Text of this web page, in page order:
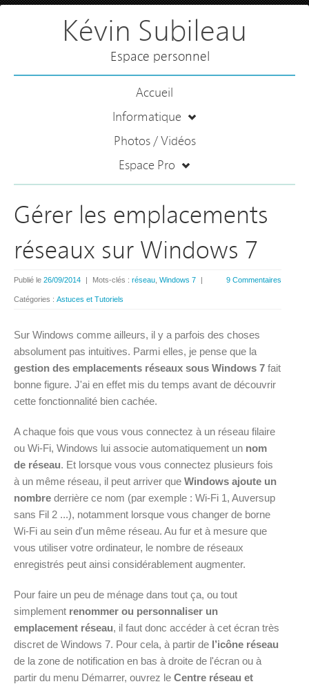
Kévin Subileau
Espace personnel
Accueil
Informatique
Photos / Vidéos
Espace Pro
Gérer les emplacements
réseaux sur Windows 7
9 Commentaires
Publié le 26/09/2014 | Mots-clés : réseau Windows 7 |
Catégories : Astuces et Tutoriels
Sur Windows comme ailleurs, il y a parfois des choses
absolument pas intuitives. Parmi elles, je pense que la
gestion des emplacements réseaux sous Windows 7 fait
bonne figure. J'ai en effet mis du temps avant de découvrir
cette fonctionnalité bien cachée.
A chaque fois que vous vous connectez à un réseau filaire
ou Wi-Fi, Windows lui associe automatiquement un nom
de réseau. Et lorsque vous vous connectez plusieurs fois
à un même réseau, il peut arriver que Windows ajoute un
nombre derrière ce nom (par exemple : Wi-Fi 1, Auversup
sans Fil 2 ...), notamment lorsque vous changer de borne
Wi-Fi au sein d'un même réseau. Au fur et à mesure que
vous utiliser votre ordinateur, le nombre de réseaux
enregistrés peut ainsi considérablement augmenter.
Pour faire un peu de ménage dans tout ça, ou tout
simplement renommer ou personnaliser un
emplacement réseau, il faut donc accéder à cet écran très
discret de Windows 7. Pour cela, à partir de l’icône réseau
de la zone de notification en bas à droite de l'écran ou à
partir du menu Démarrer, ouvrez le Centre réseau et